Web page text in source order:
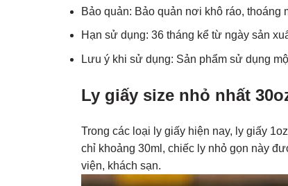
Bảo quản: Bảo quản nơi khô ráo, thoáng
Hạn sử dụng: 36 tháng kể từ ngày sản
Lưu ý khi sử dụng: Sản phẩm sử dụng
Ly giấy size nhỏ nhất
Trong các loại ly giấy hiện nay, ly giấy
chỉ khoảng 30ml, chiếc ly nhỏ gọn này
viện, khách sạn.